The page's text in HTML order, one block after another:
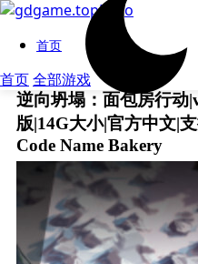
首页
首页全部游戏
逆向坍塌：面包房行动
版|14G大小|官方中文|
Code Name Bakery